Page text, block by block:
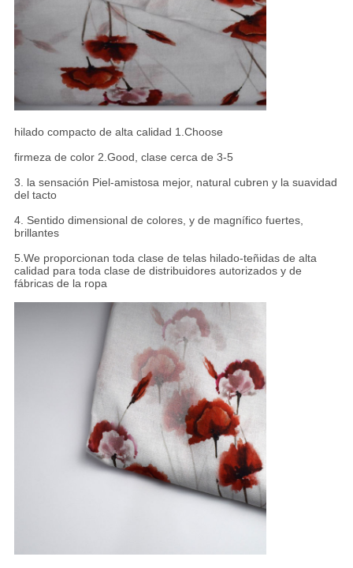
hilado compacto de alta calidad 1.Choose
firmeza de color 2.Good, clase cerca de 3-5
3. la sensación Piel-amistosa mejor, natural cubren y la suavidad
del tacto
4. Sentido dimensional de colores, y de magnífico fuertes,
brillantes
5.We proporcionan toda clase de telas hilado-teñidas de alta
calidad para toda clase de distribuidores autorizados y de
fábricas de la ropa